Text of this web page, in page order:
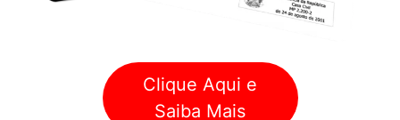
Clique Aqui e
Saiba Mais